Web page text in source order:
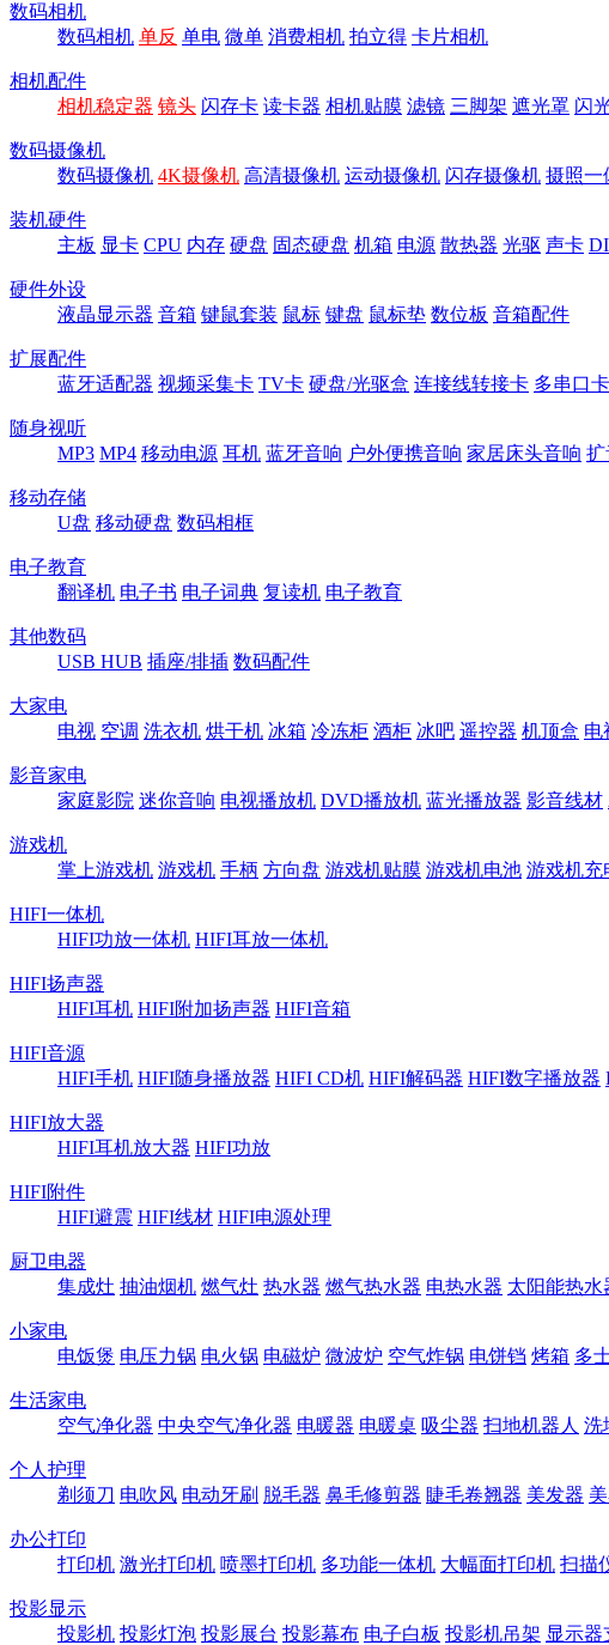
数码相机
数码相机 单反 单电 微单 消费相机 拍立得 卡片相机
相机配件
相机稳定器 镜头 闪存卡 读卡器 相机贴膜 滤镜 三脚架 遮光罩 闪
数码摄像机
数码摄像机 4K摄像机 高清摄像机 运动摄像机 闪存摄像机 摄照一
装机硬件
主板 显卡 CPU 内存 硬盘 固态硬盘 机箱 电源 散热器 光驱 声卡
硬件外设
液晶显示器 音箱 键鼠套装 鼠标 键盘 鼠标垫 数位板 音箱配件
扩展配件
蓝牙适配器 视频采集卡 TV卡 硬盘/光驱盒 连接线转接卡 多串口卡
随身视听
MP3 MP4 移动电源 耳机 蓝牙音响 户外便携音响 家居床头音响 扩
移动存储
U盘 移动硬盘 数码相框
电子教育
翻译机 电子书 电子词典 复读机 电子教育
其他数码
USB HUB 插座/排插 数码配件
大家电
电视 空调 洗衣机 烘干机 冰箱 冷冻柜 酒柜 冰吧 遥控器 机顶盒 电
影音家电
家庭影院 迷你音响 电视播放机 DVD播放机 蓝光播放器 影音线材
游戏机
掌上游戏机 游戏机 手柄 方向盘 游戏机贴膜 游戏机电池 游戏机充
HIFI一体机
HIFI功放一体机 HIFI耳放一体机
HIFI扬声器
HIFI耳机 HIFI附加扬声器 HIFI音箱
HIFI音源
HIFI手机 HIFI随身播放器 HIFI CD机 HIFI解码器 HIFI数字播放器
HIFI放大器
HIFI耳机放大器 HIFI功放
HIFI附件
HIFI避震 HIFI线材 HIFI电源处理
厨卫电器
集成灶 抽油烟机 燃气灶 热水器 燃气热水器 电热水器 太阳能热水
小家电
电饭煲 电压力锅 电火锅 电磁炉 微波炉 空气炸锅 电饼铛 烤箱 多
生活家电
空气净化器 中央空气净化器 电暖器 电暖桌 吸尘器 扫地机器人 洗
个人护理
剃须刀 电吹风 电动牙刷 脱毛器 鼻毛修剪器 睫毛卷翘器 美发器
办公打印
打印机 激光打印机 喷墨打印机 多功能一体机 大幅面打印机 扫描
投影显示
投影机 投影灯泡 投影展台 投影幕布 电子白板 投影机吊架 显示器